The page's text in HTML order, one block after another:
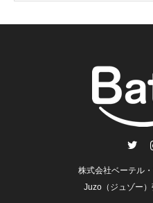
株式会社ベーテル
Juzo（ジュゾー